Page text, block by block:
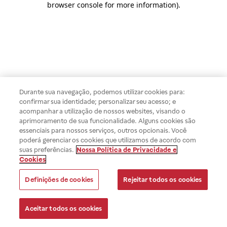
browser console for more information).
Durante sua navegação, podemos utilizar cookies para:
confirmar sua identidade; personalizar seu acesso; e
acompanhar a utilização de nossos websites, visando o
aprimoramento de sua funcionalidade. Alguns cookies são
essenciais para nossos serviços, outros opcionais. Você
poderá gerenciar os cookies que utilizamos de acordo com
suas preferências. Nossa Política de Privacidade e
Cookies
Definições de cookies Rejeitar todos os cookies
Aceitar todos os cookies